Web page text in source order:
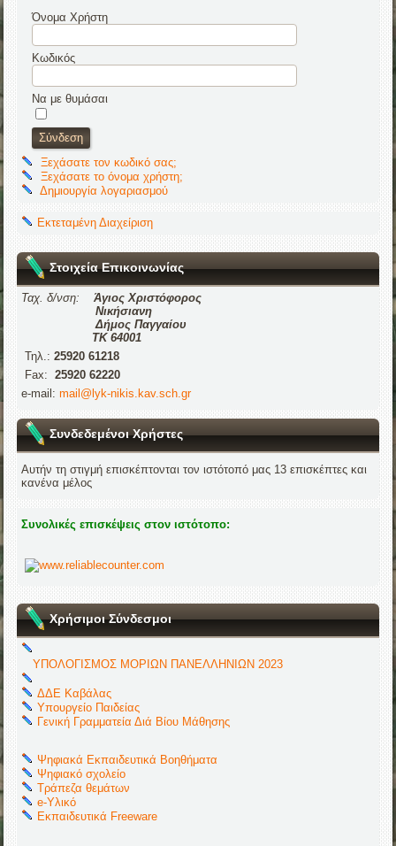
Όνομα Χρήστη
Κωδικός
Να με θυμάσαι
Ξεχάσατε τον κωδικό σας;
Ξεχάσατε το όνομα χρήστη;
Δημιουργία λογαριασμού
Εκτεταμένη Διαχείριση
Στοιχεία Επικοινωνίας
Ταχ. δ/νση:
Άγιος Χριστόφορος
Νικήσιανη
Δήμος Παγγαίου
ΤΚ 64001
Τηλ.:25920 61218
Fax:25920 62220
e-mail:mail@lyk-nikis.kav.sch.gr
Συνδεδεμένοι Χρήστες
Αυτήν τη στιγμή επισκέπτονται τον ιστότοπό μας 13 επισκέπτες και
κανένα μέλος
Συνολικές επισκέψεις στον ιστότοπο:
Χρήσιμοι Σύνδεσμοι
ΥΠΟΛΟΓΙΣΜΟΣ ΜΟΡΙΩΝ ΠΑΝΕΛΛΗΝΙΩΝ 2023
ΔΔΕ Καβάλας
Υπουργείο Παιδείας
Γενική Γραμματεία Διά Βίου Μάθησης
Ψηφιακά Εκπαιδευτικά Βοηθήματα
Ψηφιακό σχολείο
Τράπεζα θεμάτων
e-Υλικό
Εκπαιδευτικά Freeware